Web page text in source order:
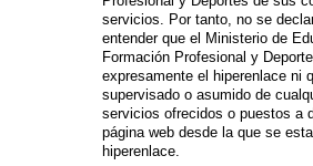
servicios. Por tanto, no se
entender que el Ministerio de
Formación Profesional y
expresamente el hiperenlace ni
supervisado o asumido de
servicios ofrecidos o puestos a
página web desde la que se
hiperenlace.